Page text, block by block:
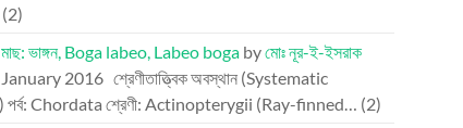
(2)
মাছ: ভাঙ্গন, Boga labeo, Labeo boga byমোঃ নূর-ই-ইসরাক
2016 শ্রেণীতাত্ত্বিক অবস্থান (Systematic
Chordata শ্রেণী: Actinopterygii (Ray-finned… (2)